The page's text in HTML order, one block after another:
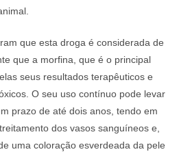
que esta droga é considerada de
que a morfina, que é o principal
seus resultados terapêuticos e
O seu uso contínuo pode levar
prazo de até dois anos, tendo em
dos vasos sanguíneos e,
uma coloração esverdeada da pele